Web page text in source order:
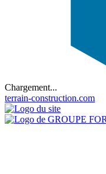
Chargement...
terrain-construction.com